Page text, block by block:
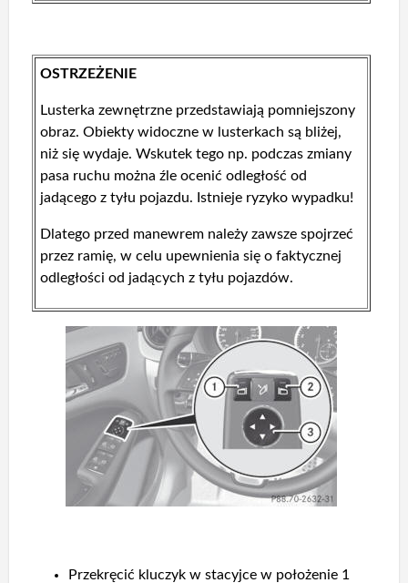
OSTRZEŻENIE
Lusterka zewnętrzne przedstawiają pomniejszony
obraz. Obiekty widoczne w lusterkach są bliżej,
niż się wydaje. Wskutek tego np. podczas zmiany
pasa ruchu można źle ocenić odległość od
jadącego z tyłu pojazdu. Istnieje ryzyko wypadku!
Dlatego przed manewrem należy zawsze spojrzeć
przez ramię, w celu upewnienia się o faktycznej
odległości od jadących z tyłu pojazdów.
Przekręcić kluczyk w stacyjce w położenie 1